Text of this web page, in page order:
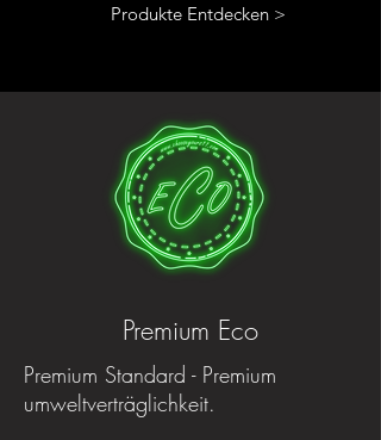
Produkte Entdecken >
Premium Eco
Premium Standard - Premium
umweltverträglichkeit.